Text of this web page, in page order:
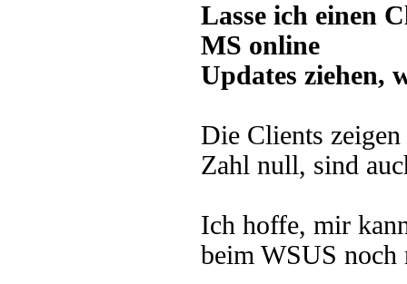
Lasse ich einen
MS online
Updates ziehen,
Die Clients
Zahl null, sind
Ich hoffe, mir
beim WSUS